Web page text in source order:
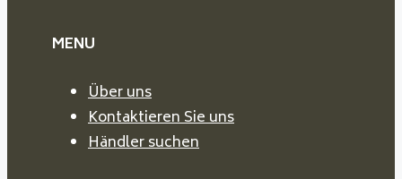
MENU
Über uns
Kontaktieren Sie uns
Händler suchen